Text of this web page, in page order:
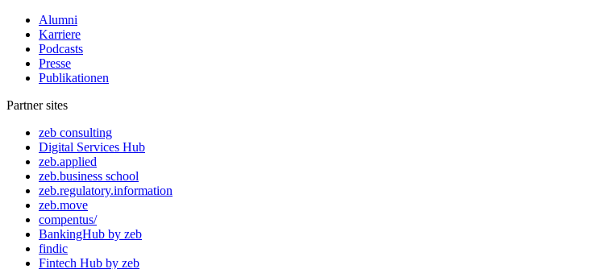
Alumni
Karriere
Podcasts
Presse
Publikationen
Partner sites
zeb consulting
Digital Services Hub
zeb.applied
zeb.business school
zeb.regulatory.information
zeb.move
compentus/
BankingHub by zeb
findic
Fintech Hub by zeb